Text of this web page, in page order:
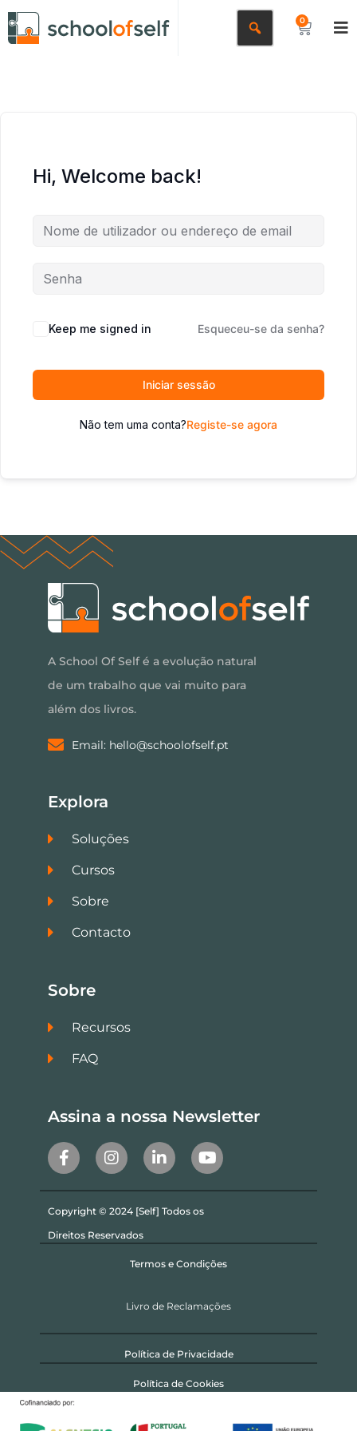
0
Hi, Welcome back!
Keep me signed in Esqueceu-se da senha?
Iniciar sessão
Não tem uma conta?Registe-se agora
A School Of Self é a evolução natural
de um trabalho que vai muito para
além dos livros.
Email: hello@schoolofself.pt
Explora
Soluções
Cursos
Sobre
Contacto
Sobre
Recursos
FAQ
Assina a nossa Newsletter
Copyright © 2024 [Self] Todos os
Direitos Reservados
Termos e Condições
Livro de Reclamações
Política de Privacidade
Política de Cookies